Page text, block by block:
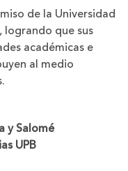
de la Universidad
logrando que sus
académicas e
al medio
y Salomé
UPB